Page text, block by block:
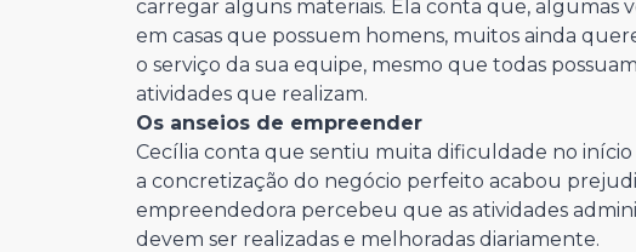
carregar alguns materiais. Ela conta que, algumas
em casas que possuem homens, muitos ainda
o serviço da sua equipe, mesmo que todas
atividades que realizam.
Os anseios de empreender
Cecília conta que sentiu muita dificuldade no início
a concretização do negócio perfeito acabou
empreendedora percebeu que as atividades
devem ser realizadas e melhoradas diariamente.